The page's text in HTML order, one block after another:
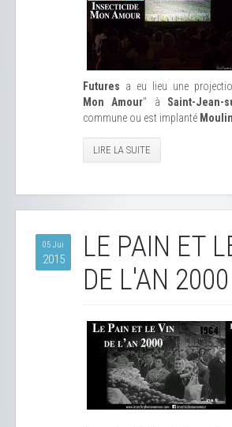
Futures a eu lieu une
Mon Amour" à Saint-Jean-
commune ou est implanté
LIRE LA SUITE
05 Jui
2015
LE PAIN ET
DE L'AN 2000